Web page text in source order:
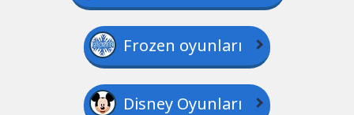
Frozen oyunları
Disney Oyunları